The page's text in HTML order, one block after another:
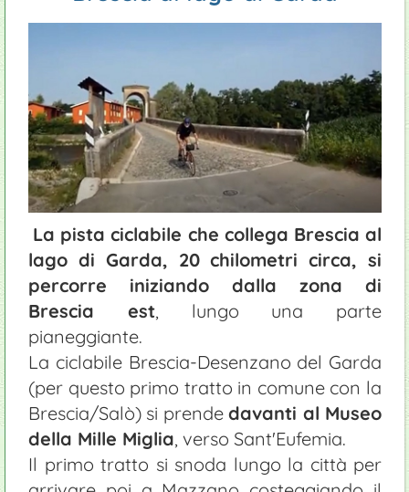
Castelli
Camminata da Rivoltella a Desenzano lungolago
Chiese
Agriturismi
Appartamenti
Ristoranti
Fast food
Aree picnic e barbeque
Impianti sport
Equitazione
Pista ciclabile Brescia / Desenzano
Mercati
Enogastronomia: prodotti tipici
Aree di sosta camper
Giardinieri
La pista ciclabile che collega Brescia al
lago di Garda, 20 chilometri circa, si
percorre iniziando dalla zona di
Brescia est, lungo una parte
pianeggiante.
La ciclabile Brescia-Desenzano del Garda
(per questo primo tratto in comune con la
Brescia/Salò) si prendedavanti al Museo
della Mille Miglia, verso Sant'Eufemia.
Il primo tratto si snoda lungo la città per